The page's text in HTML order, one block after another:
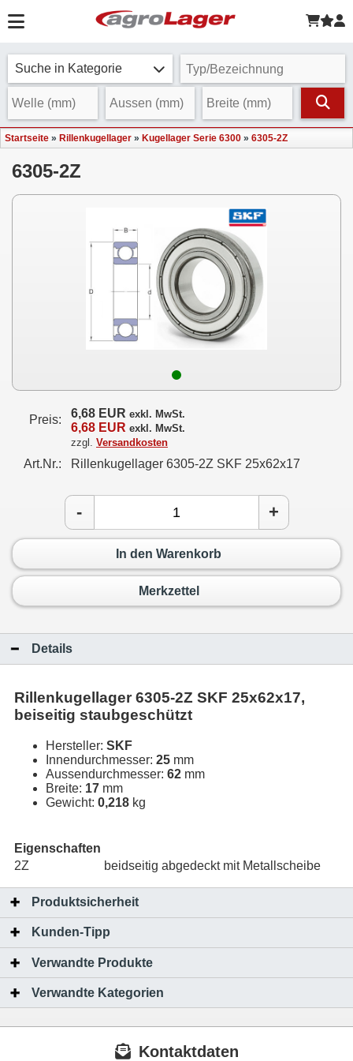
Suche in Kategorie
Startseite » Rillenkugellager » Kugellager Serie 6300 » 6305-2Z
6305-2Z
Preis: 6,68 EUR exkl. MwSt.
6,68 EUR exkl. MwSt.
zzgl. Versandkosten
Art.Nr.: Rillenkugellager 6305-2Z SKF 25x62x17
- +
In den Warenkorb
Merkzettel
Details
Rillenkugellager 6305-2Z SKF 25x62x17,
beiseitig staubgeschützt
Hersteller: SKF
Innendurchmesser: 25 mm
Aussendurchmesser: 62 mm
Breite: 17 mm
Gewicht: 0,218 kg
Eigenschaften
2Z
beidseitig abgedeckt mit Metallscheibe
Produktsicherheit
Kunden-Tipp
Verwandte Produkte
Verwandte Kategorien
Kontaktdaten